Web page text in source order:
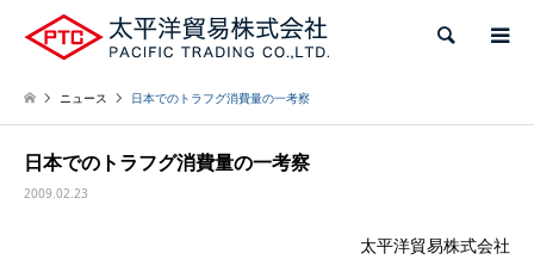
検索
ニュース 日本でのトラフグ消費量の一考察
日本でのトラフグ消費量の一考察
2009.02.23
太平洋貿易株式会社